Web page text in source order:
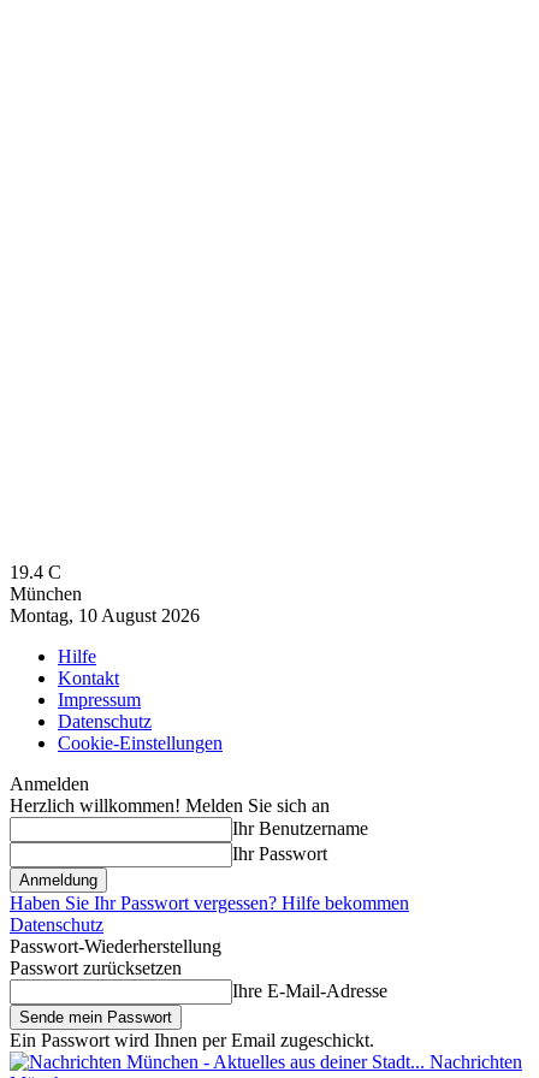
19.4 C
München
Montag, 10 August 2026
Hilfe
Kontakt
Impressum
Datenschutz
Cookie-Einstellungen
Anmelden
Herzlich willkommen! Melden Sie sich an
Ihr Benutzername
Ihr Passwort
Haben Sie Ihr Passwort vergessen? Hilfe bekommen
Datenschutz
Passwort-Wiederherstellung
Passwort zurücksetzen
Ihre E-Mail-Adresse
Ein Passwort wird Ihnen per Email zugeschickt.
Nachrichten